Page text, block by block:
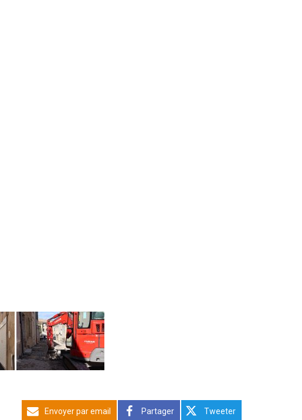
Envoyer par email Partager Tweeter